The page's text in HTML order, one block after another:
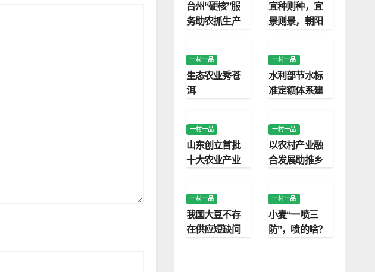
台州“硬核”服
务助农抓生产
宜种则种，宜
景则景，朝阳
本农田
一村一品
生态农业秀苍
洱
一村一品
水利部节水标
准定额体系建
一村一品
山东创立首批
十大农业产业
一村一品
以农村产业融
合发展助推乡
一村一品
我国大豆不存
在供应短缺问
一村一品
小麦“一喷三
防”，喷的啥？